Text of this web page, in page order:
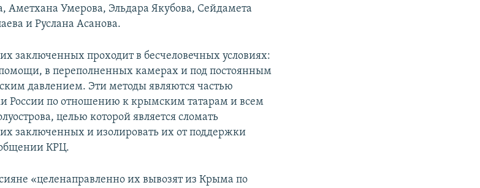
Аметхана Умерова, Эльдара Якубова, Сейдамета
и Руслана Асанова.
заключенных проходит в бесчеловечных условиях:
в переполненных камерах и под постоянным
давлением. Эти методы являются частью
России по отношению к крымским татарам и всем
целью которой является сломать
заключенных и изолировать их от поддержки
КРЦ.
«целенаправленно их вывозят из Крыма по